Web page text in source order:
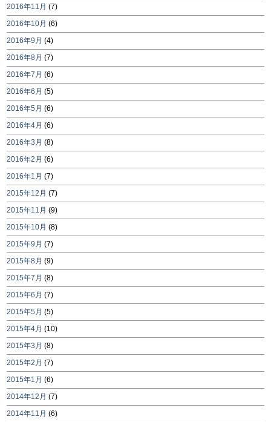
2016年11月 (7)
2016年10月 (6)
2016年9月 (4)
2016年8月 (7)
2016年7月 (6)
2016年6月 (5)
2016年5月 (6)
2016年4月 (6)
2016年3月 (8)
2016年2月 (6)
2016年1月 (7)
2015年12月 (7)
2015年11月 (9)
2015年10月 (8)
2015年9月 (7)
2015年8月 (9)
2015年7月 (8)
2015年6月 (7)
2015年5月 (5)
2015年4月 (10)
2015年3月 (8)
2015年2月 (7)
2015年1月 (6)
2014年12月 (7)
2014年11月 (6)